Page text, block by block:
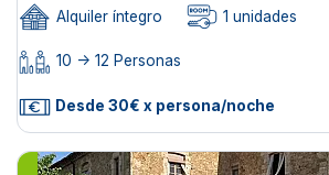
Alquiler íntegro 1 unidades
10 -> 12 Personas
Desde 30€ x persona/noche